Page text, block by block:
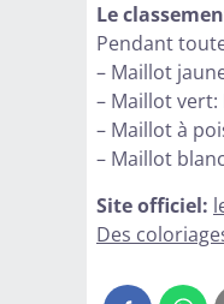
Le
Pendant
– Maillot
– Maillot
– Maillot à
– Maillot
Site officiel:
Des